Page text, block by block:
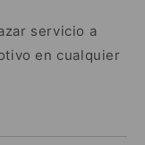
servicio a
en cualquier